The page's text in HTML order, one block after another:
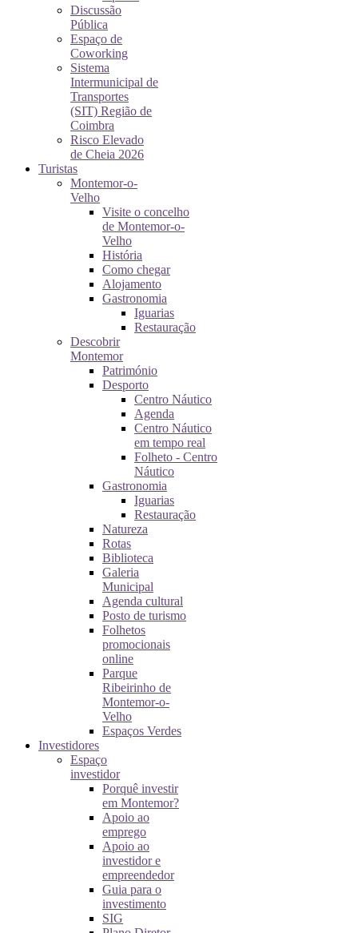
Discussão
Pública
Espaço de
Coworking
Sistema
Intermunicipal de
Transportes
(SIT) Região de
Coimbra
Risco Elevado
de Cheia 2026
Turistas
Montemor-o-
Velho
Visite o concelho
de Montemor-o-
Velho
História
Como chegar
Alojamento
Gastronomia
Iguarias
Restauração
Descobrir
Montemor
Património
Desporto
Centro Náutico
Agenda
Centro Náutico
em tempo real
Folheto - Centro
Náutico
Gastronomia
Iguarias
Restauração
Natureza
Rotas
Biblioteca
Galeria
Municipal
Agenda cultural
Posto de turismo
Folhetos
promocionais
online
Parque
Ribeirinho de
Montemor-o-
Velho
Espaços Verdes
Investidores
Espaço
investidor
Porquê investir
em Montemor?
Apoio ao
emprego
Apoio ao
investidor e
empreendedor
Guia para o
investimento
SIG